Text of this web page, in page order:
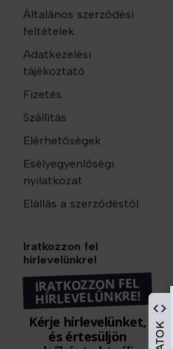
Általános szerződési
feltételek
Adatkezelési
tájékoztató
Fizetés
Szállítás
Elérhetőségek
Esélyegyenlőségi
nyilatkozat
Elállás a szerződéstől
Iratkozzon fel
hírlevelünkre!
IRATKOZZON FEL
HÍRLEVELÜNKRE!
Kérje hírlevelünket,
és értesüljön